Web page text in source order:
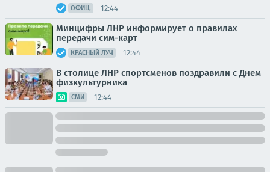
ОФИЦ. 12:44
Минцифры ЛНР информирует о правилах
передачи сим-карт
КРАСНЫЙ ЛУЧ 12:44
В столице ЛНР спортсменов поздравили с Днем
физкультурника
СМИ 12:44